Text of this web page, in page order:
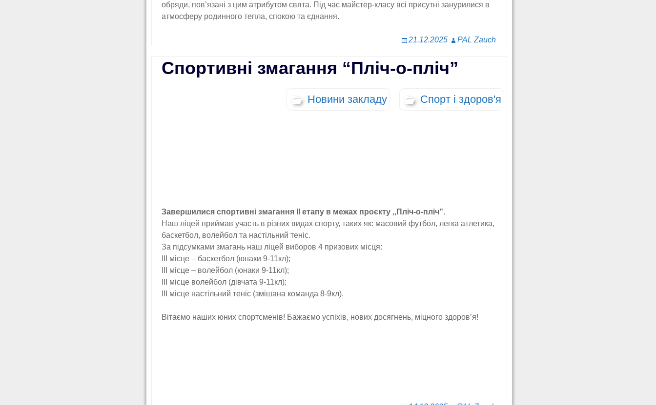
обряди, пов’язані з цим атрибутом свята. Під час майстер-класу всі присутні занурилися в
атмосферу родинного тепла, спокою та єднання.
21.12.2025 PAL Zauch
Спортивні змагання “Пліч-о-пліч”
Новини закладу Спорт і здоров'я
Завершилися спортивні змагання ІІ етапу в межах проєкту ,,Пліч-о-пліч”.
Наш ліцей приймав участь в різних видах спорту, таких як: масовий футбол, легка атлетика,
баскетбол, волейбол та настільний теніс.
За підсумками змагань наш ліцей виборов 4 призових місця:
ІІІ місце – баскетбол (юнаки 9-11кл);
ІІІ місце – волейбол (юнаки 9-11кл);
ІІІ місце волейбол (дівчата 9-11кл);
ІІІ місце настільний теніс (змішана команда 8-9кл).
Вітаємо наших юних спортсменів! Бажаємо успіхів, нових досягнень, міцного здоров’я!